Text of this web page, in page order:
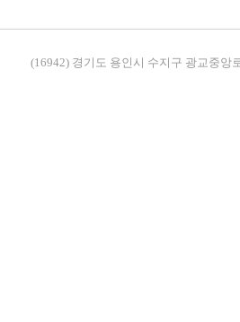
(16942) 경기도 용인시 수지구 광교중앙